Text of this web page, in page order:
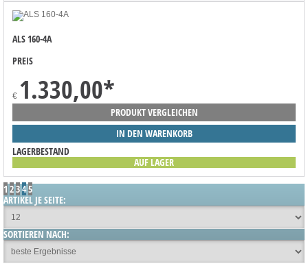
ALS 160-4A
PREIS
€ 1.330,00*
PRODUKT VERGLEICHEN
IN DEN WARENKORB
LAGERBESTAND
AUF LAGER
1 2345
ARTIKEL JE SEITE:
SORTIEREN NACH: